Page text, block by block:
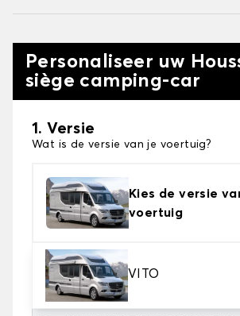
Personaliseer uw
siège camping-car
1. Versie
Wat is de versie van je voertuig?
Kies de versie
voertuig
VITO
Hieronder kun je het merk, de drager
aangeven :